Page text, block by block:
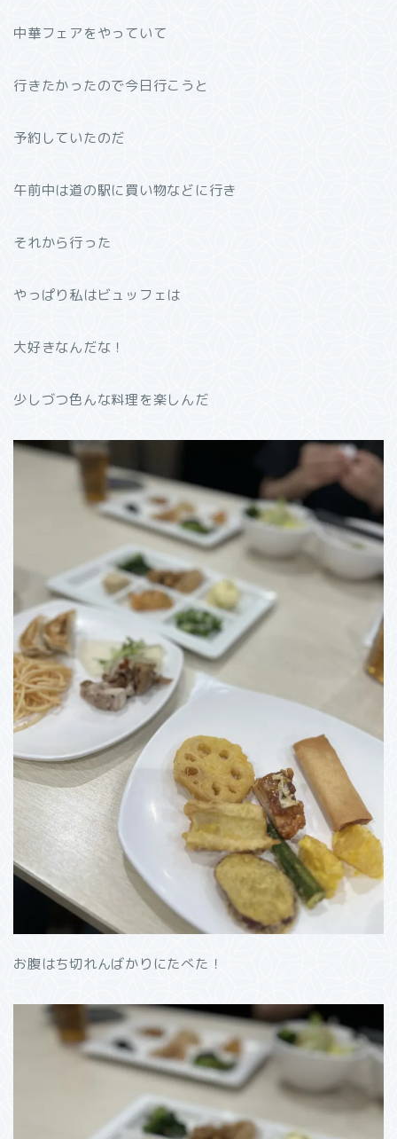
中華フェアをやっていて
行きたかったので今日行こうと
予約していたのだ
午前中は道の駅に買い物などに行き
それから行った
やっぱり私はビュッフェは
大好きなんだな！
少しづつ色んな料理を楽しんだ
お腹はち切れんばかりにたべた！